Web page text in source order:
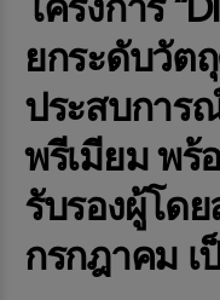
ยกระดับวั
ประสบการ
พรีเมียม พ
รับรองผู้โด
กรกฎาคม